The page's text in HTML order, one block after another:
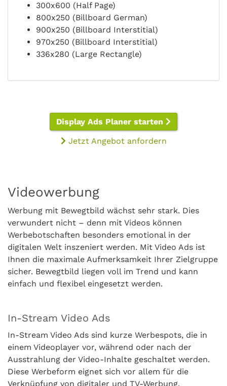
300x600 (Half Page)
800x250 (Billboard German)
900x250 (Billboard Interstitial)
970x250 (Billboard Interstitial)
336x280 (Large Rectangle)
Display Ads Planer starten
Jetzt Angebot anfordern
Videowerbung
Werbung mit Bewegtbild wächst sehr stark. Dies
verwundert nicht – denn mit Videos können
Werbebotschaften besonders emotional in der
digitalen Welt inszeniert werden. Mit Video Ads ist
Ihnen die maximale Aufmerksamkeit Ihrer Zielgruppe
sicher. Bewegtbild liegen voll im Trend und kann
einfach und flexibel eingesetzt werden.
In-Stream Video Ads
In-Stream Video Ads sind kurze Werbespots, die in
einem Videoplayer vor, während oder nach der
Ausstrahlung der Video-Inhalte geschaltet werden.
Diese Werbeform eignet sich vor allem für die
Verknüpfung von digitaler und TV-Werbung.